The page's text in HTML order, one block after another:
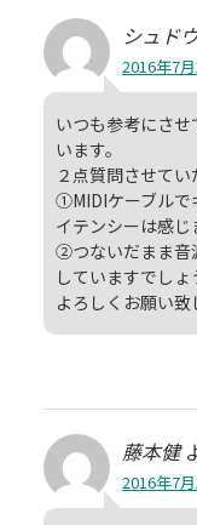
シュド
2016年7
いつも参考にさ
います。
２点質問させてい
①MIDIケーブルで
イテンシーは感じ
②つないだまま音
していますでしょ
よろしくお願い致
藤本健
2016年7